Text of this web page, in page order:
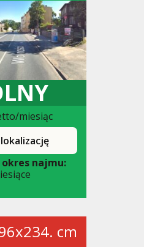
miesiąc
najmu:
cm